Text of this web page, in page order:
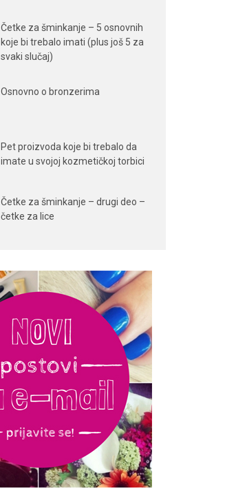
Četke za šminkanje – 5 osnovnih
koje bi trebalo imati (plus još 5 za
svaki slučaj)
Osnovno o bronzerima
Pet proizvoda koje bi trebalo da
imate u svojoj kozmetičkoj torbici
Četke za šminkanje – drugi deo –
četke za lice